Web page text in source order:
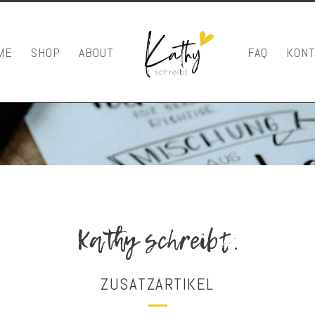
SHOP ABOUT FAQ
Kathy schreibt.
ZUSATZARTIKEL